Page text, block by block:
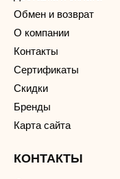
Обмен и возврат
О компании
Контакты
Сертификаты
Скидки
Бренды
Карта сайта
КОНТАКТЫ